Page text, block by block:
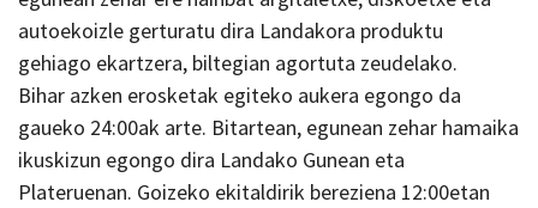
autoekoizle gerturatu dira Landakora produktu
gehiago ekartzera, biltegian agortuta zeudelako.
Bihar azken erosketak egiteko aukera egongo da
gaueko 24:00ak arte. Bitartean, egunean zehar hamaika
ikuskizun egongo dira Landako Gunean eta
Plateruenan. Goizeko ekitaldirik bereziena 12:00etan